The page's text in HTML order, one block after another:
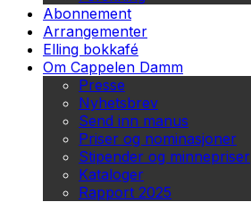
Abonnement
Arrangementer
Elling bokkafé
Om Cappelen Damm
Presse
Nyhetsbrev
Send inn manus
Priser og nominasjoner
Stipender og minnepriser
Kataloger
Rapport 2025